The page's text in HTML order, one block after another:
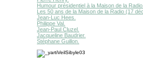
Humour présidentiel à la Maison de la Radio.
Les 50 ans de la Maison de la Radio (17
Jean-Luc Hees.
Philippe Val.
Jean-Paul Cluzel.
Jacqueline Baudrier.
Stéphane Guillon.